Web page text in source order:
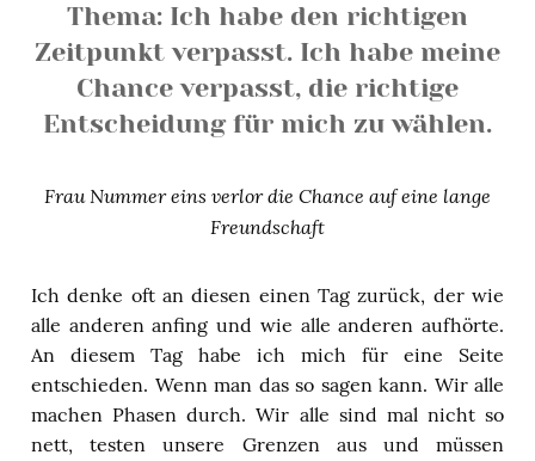
Thema: Ich habe den richtigen
Zeitpunkt verpasst. Ich habe meine
Chance verpasst, die richtige
Entscheidung für mich zu wählen.
Frau Nummer eins verlor die Chance auf eine lange
Freundschaft
Ich denke oft an diesen einen Tag zurück, der wie
alle anderen anfing und wie alle anderen aufhörte.
An diesem Tag habe ich mich für eine Seite
entschieden. Wenn man das so sagen kann. Wir alle
machen Phasen durch. Wir alle sind mal nicht so
nett, testen unsere Grenzen aus und müssen